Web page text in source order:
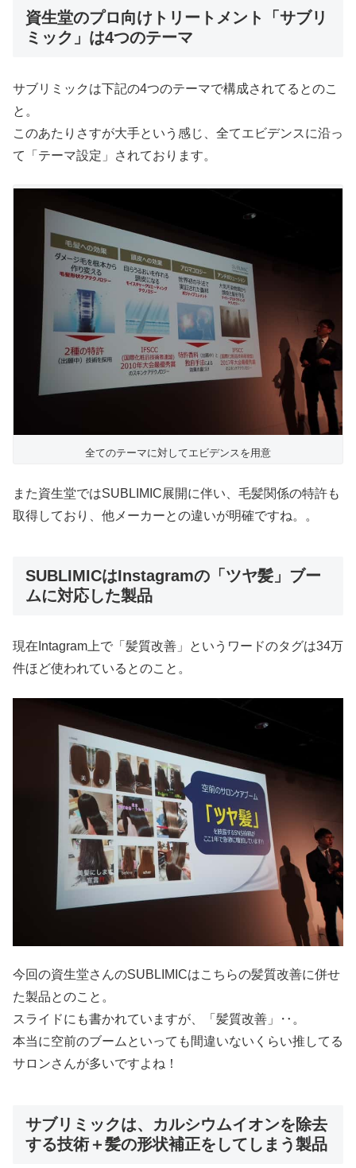
資生堂のプロ向けトリートメント「サブリ
ミック」は4つのテーマ
サブリミックは下記の4つのテーマで構成されてるとのこ
と。
このあたりさすが大手という感じ、全てエビデンスに沿っ
て「テーマ設定」されております。
全てのテーマに対してエビデンスを用意
また資生堂ではSUBLIMIC展開に伴い、毛髪関係の特許も
取得しており、他メーカーとの違いが明確ですね。。
SUBLIMICはInstagramの「ツヤ髪」ブー
ムに対応した製品
現在Intagram上で「髪質改善」というワードのタグは34万
件ほど使われているとのこと。
今回の資生堂さんのSUBLIMICはこちらの髪質改善に併せ
た製品とのこと。
スライドにも書かれていますが、「髪質改善」‥。
本当に空前のブームといっても間違いないくらい推してる
サロンさんが多いですよね！
サブリミックは、カルシウムイオンを除去
する技術＋髪の形状補正をしてしまう製品